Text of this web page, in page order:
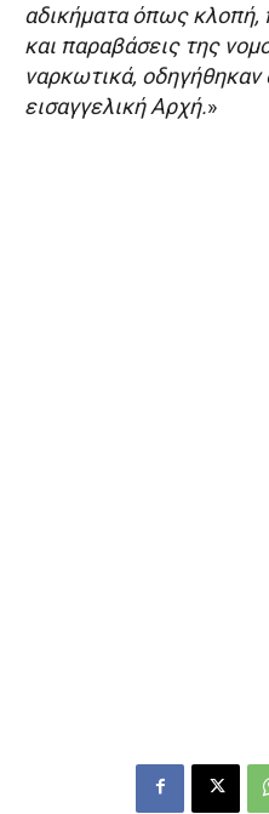
αδικήματα όπως
και παραβάσεις της
ναρκωτικά, οδηγήθηκαν
εισαγγελική Αρχή.»